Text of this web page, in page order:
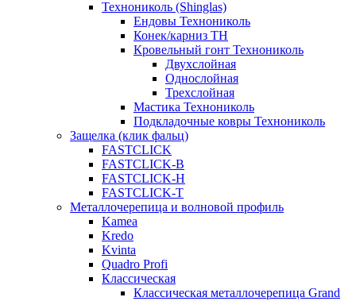
Технониколь (Shinglas)
Ендовы Технониколь
Конек/карниз ТН
Кровельный гонт Технониколь
Двухслойная
Однослойная
Трехслойная
Мастика Технониколь
Подкладочные ковры Технониколь
Защелка (клик фальц)
FASTCLICK
FASTCLICK-B
FASTCLICK-H
FASTCLICK-T
Металлочерепица и волновой профиль
Kamea
Kredo
Kvinta
Quadro Profi
Классическая
Классическая металлочерепица Grand